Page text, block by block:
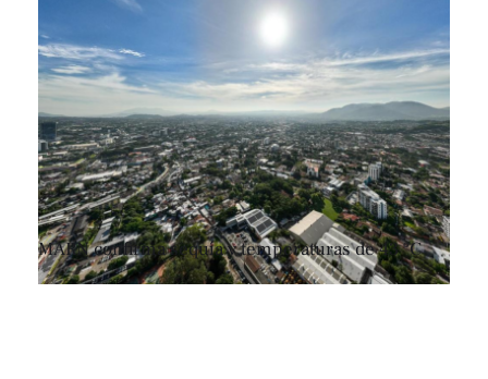
MARN confirma sequía y temperaturas de 43 °C